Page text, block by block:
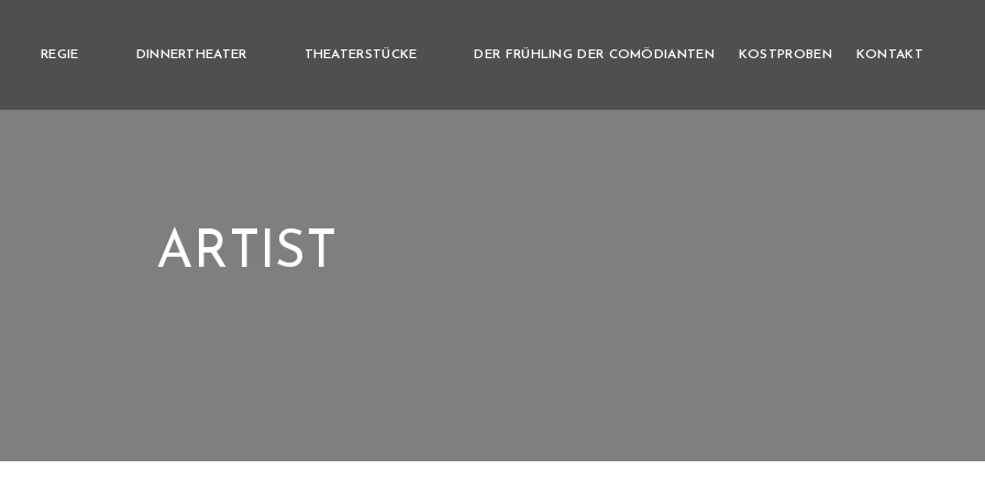
REGIE DINNERTHEATER THEATERSTÜCKE DER FRÜHLING DER COMÖDIANTEN KOSTPROBEN KONTAKT
ARTIST